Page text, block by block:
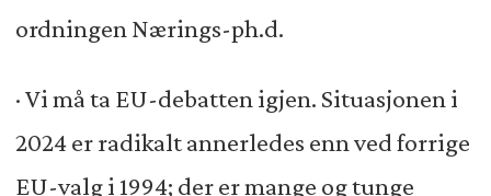
ordningen Nærings-ph.d.
· Vi må ta EU-debatten igjen. Situasjonen i
2024 er radikalt annerledes enn ved forrige
EU-valg i 1994; der er mange og tunge